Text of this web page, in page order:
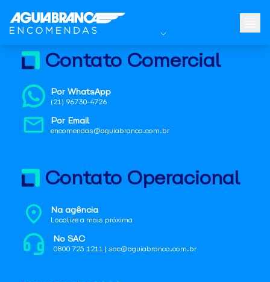
Contato Comercial
Por WhatsApp
(21) 96730-4726
Por Email
encomendas@aguiabranca.com.br
Contato Operacional
Na agência
Localize a mais próxima
No SAC
0800 725 1211 | sac@aguiabranca.com.br